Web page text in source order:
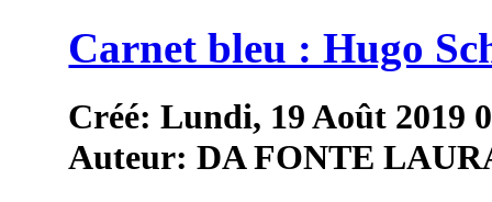
Carnet bleu : Hugo
Créé: Lundi, 19 Août 2019
Auteur: DA FONTE